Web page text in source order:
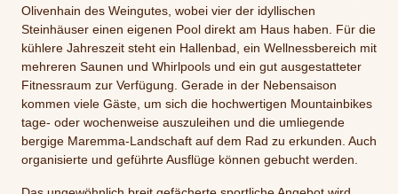
Olivenhain des Weingutes, wobei vier der idyllischen
Steinhäuser einen eigenen Pool direkt am Haus haben. Für die
kühlere Jahreszeit steht ein Hallenbad, ein Wellnessbereich mit
mehreren Saunen und Whirlpools und ein gut ausgestatteter
Fitnessraum zur Verfügung. Gerade in der Nebensaison
kommen viele Gäste, um sich die hochwertigen Mountainbikes
tage- oder wochenweise auszuleihen und die umliegende
bergige Maremma-Landschaft auf dem Rad zu erkunden. Auch
organisierte und geführte Ausflüge können gebucht werden.